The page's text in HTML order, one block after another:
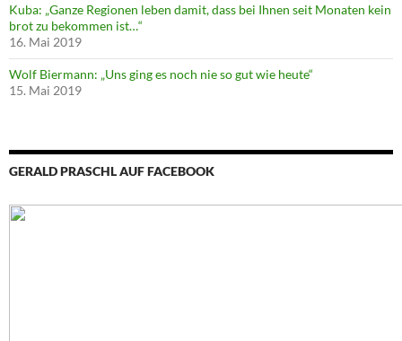
Kuba: „Ganze Regionen leben damit, dass bei Ihnen seit Monaten kein
brot zu bekommen ist…“
16. Mai 2019
Wolf Biermann: „Uns ging es noch nie so gut wie heute“
15. Mai 2019
GERALD PRASCHL AUF FACEBOOK